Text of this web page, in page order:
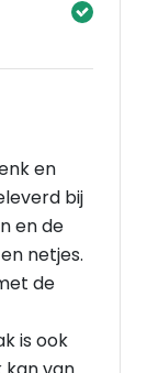
bij
en de
netjes.
de
is ook